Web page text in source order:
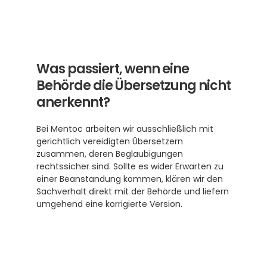
Was passiert, wenn eine
Behörde die Übersetzung nicht
anerkennt?
Bei Mentoc arbeiten wir ausschließlich mit
gerichtlich vereidigten Übersetzern
zusammen, deren Beglaubigungen
rechtssicher sind. Sollte es wider Erwarten zu
einer Beanstandung kommen, klären wir den
Sachverhalt direkt mit der Behörde und liefern
umgehend eine korrigierte Version.